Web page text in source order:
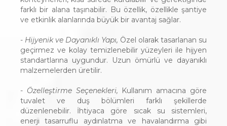
farklı bir alana taşınabilir. Bu özellik, özellikle şantiye
ve etkinlik alanlarında büyük bir avantaj sağlar.
- Hijyenik ve Dayanıklı Yapı, Özel olarak tasarlanan su
geçirmez ve kolay temizlenebilir yüzeyleri ile hijyen
standartlarına uygundur. Uzun ömürlü ve dayanıklı
malzemelerden üretilir.
- Özelleştirme Seçenekleri, Kullanım amacına göre
tuvalet ve duş bölümleri farklı şekillerde
düzenlenebilir. İhtiyaca göre sıcak su sistemleri,
enerji tasarruflu aydınlatma ve havalandırma gibi